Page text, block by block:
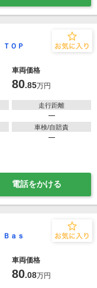
ＯＰ
車両価格
80.85万円
走行距離
―
車検/自賠責
―
電話をかける
ａｓ
車両価格
80.08万円
場をチェック！
かんたん相場検索